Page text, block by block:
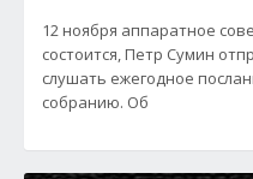
12 ноября аппаратное
состоится, Петр Сумин
слушать ежегодное
собранию. Об